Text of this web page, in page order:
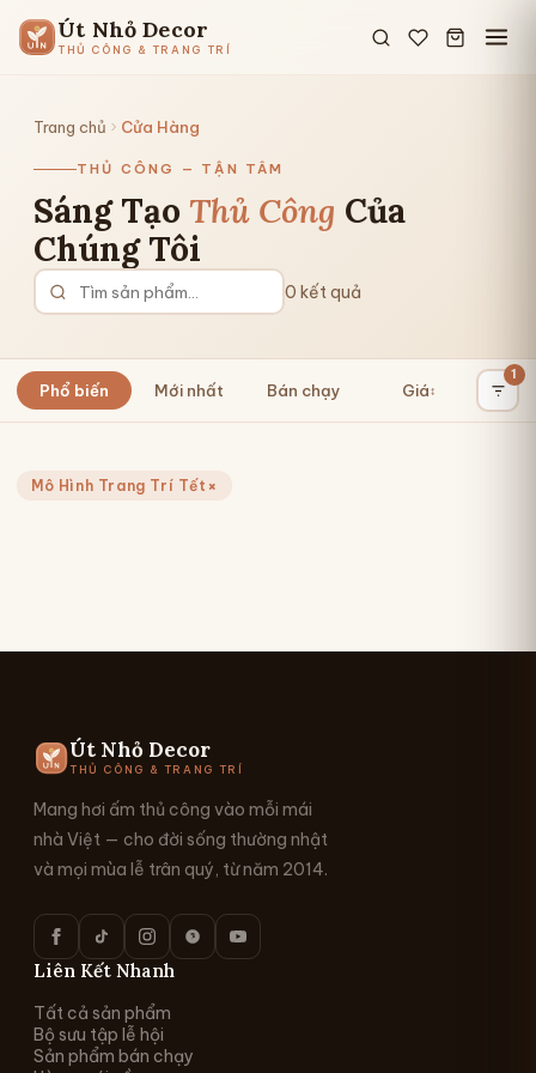
Út Nhỏ Decor
THỦ CÔNG & TRANG TRÍ
Trang chủ Cửa Hàng
THỦ CÔNG — TẬN TÂM
Sáng Tạo Thủ Công Của
Chúng Tôi
0 kết quả
Phổ biến Mới nhất Bán chạy Giá↕
1
Mô Hình Trang Trí Tết ×
Út Nhỏ Decor
THỦ CÔNG & TRANG TRÍ
Mang hơi ấm thủ công vào mỗi mái
nhà Việt — cho đời sống thường nhật
và mọi mùa lễ trân quý, từ năm 2014.
Liên Kết Nhanh
Tất cả sản phẩm
Bộ sưu tập lễ hội
Sản phẩm bán chạy